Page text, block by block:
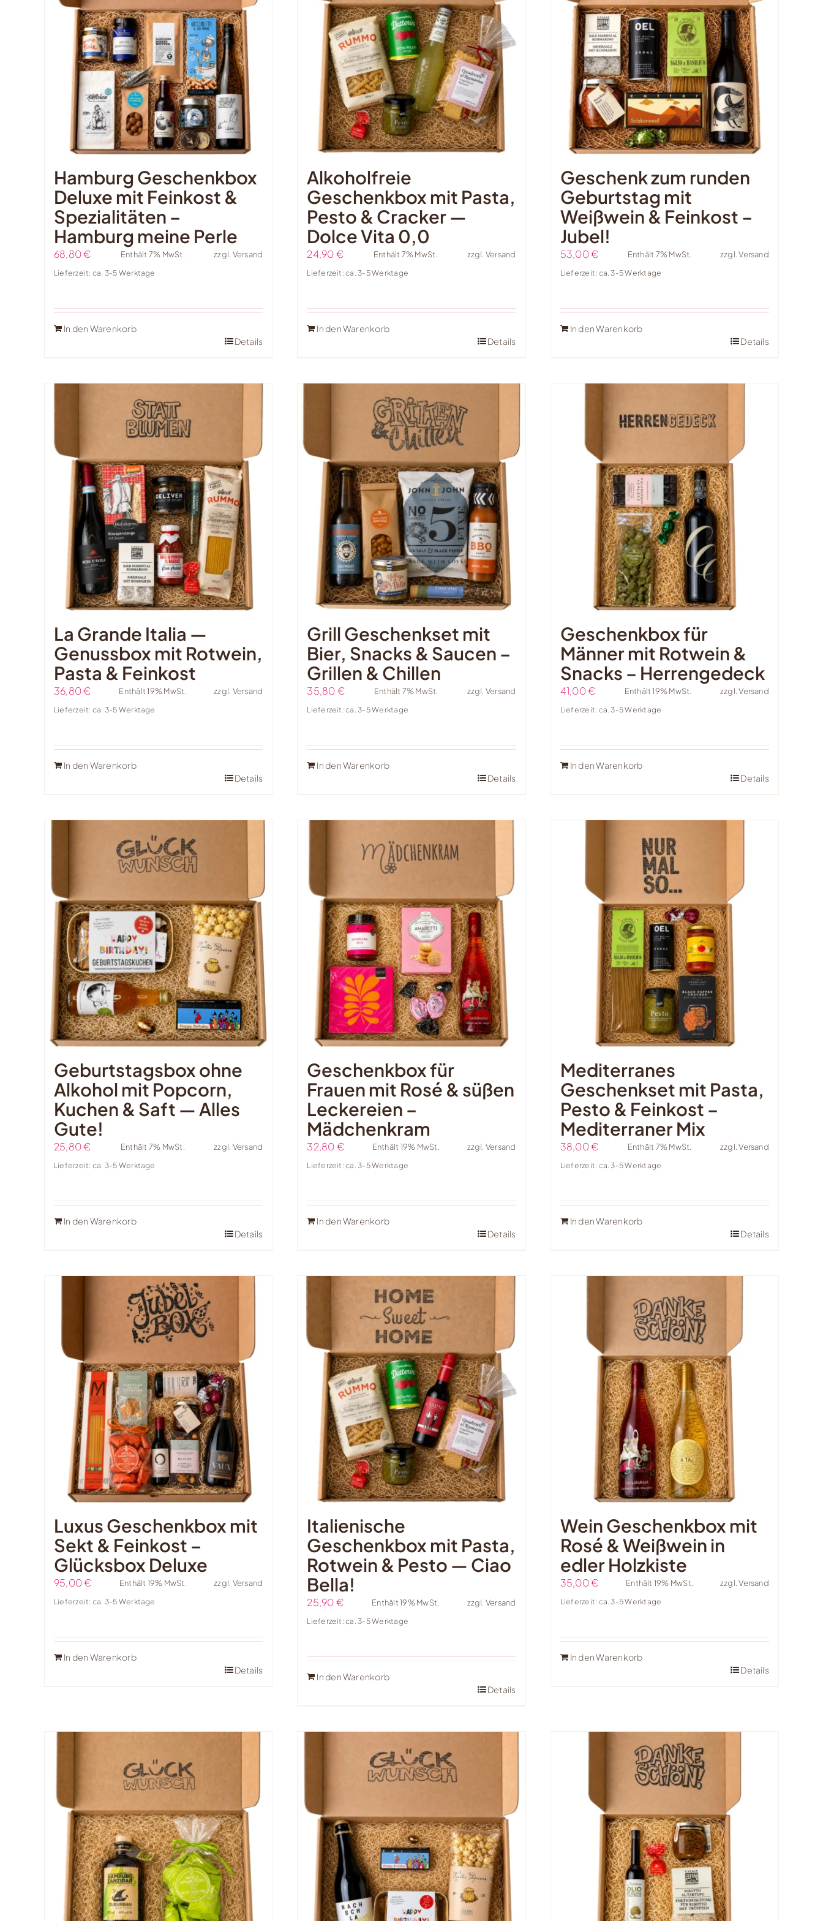
Hamburg Geschenkbox
Deluxe mit Feinkost &
Spezialitäten –
Hamburg meine Perle
68,80€ Enthält 7% MwSt. zzgl. Versand
Lieferzeit: ca. 3-5 Werktage
In den Warenkorb
Details
Alkoholfreie
Geschenkbox mit Pasta,
Pesto & Cracker —
Dolce Vita 0,0
24,90€ Enthält 7% MwSt. zzgl. Versand
Lieferzeit: ca. 3-5 Werktage
In den Warenkorb
Details
Geschenk zum runden
Geburtstag mit
Weißwein & Feinkost –
Jubel!
53,00€ Enthält 7% MwSt. zzgl.Versand
Lieferzeit: ca. 3-5 Werktage
In den Warenkorb
Details
La Grande Italia —
Genussbox mit Rotwein,
Pasta & Feinkost
36,80€ Enthält 19% MwSt. zzgl. Versand
Lieferzeit: ca. 3-5 Werktage
In den Warenkorb
Details
Grill Geschenkset mit
Bier, Snacks & Saucen –
Grillen & Chillen
35,80€ Enthält 7% MwSt. zzgl. Versand
Lieferzeit: ca. 3-5 Werktage
In den Warenkorb
Details
Geschenkbox für
Männer mit Rotwein &
Snacks – Herrengedeck
41,00€ Enthält 19% MwSt. zzgl.Versand
Lieferzeit: ca. 3-5 Werktage
In den Warenkorb
Details
Geburtstagsbox ohne
Alkohol mit Popcorn,
Kuchen & Saft — Alles
Gute!
25,80€ Enthält 7% MwSt. zzgl. Versand
Lieferzeit: ca. 3-5 Werktage
In den Warenkorb
Details
Geschenkbox für
Frauen mit Rosé & süßen
Leckereien –
Mädchenkram
32,80€ Enthält 19% MwSt. zzgl. Versand
Lieferzeit: ca. 3-5 Werktage
In den Warenkorb
Details
Mediterranes
Geschenkset mit Pasta,
Pesto & Feinkost –
Mediterraner Mix
38,00€ Enthält 7% MwSt. zzgl.Versand
Lieferzeit: ca. 3-5 Werktage
In den Warenkorb
Details
Luxus Geschenkbox mit
Sekt & Feinkost –
Glücksbox Deluxe
95,00€ Enthält 19% MwSt. zzgl. Versand
Lieferzeit: ca. 3-5 Werktage
In den Warenkorb
Details
Italienische
Geschenkbox mit Pasta,
Rotwein & Pesto — Ciao
Bella!
25,90€ Enthält 19% MwSt. zzgl. Versand
Lieferzeit: ca. 3-5 Werktage
In den Warenkorb
Details
Wein Geschenkbox mit
Rosé & Weißwein in
edler Holzkiste
35,00€ Enthält 19% MwSt. zzgl.Versand
Lieferzeit: ca. 3-5 Werktage
In den Warenkorb
Details